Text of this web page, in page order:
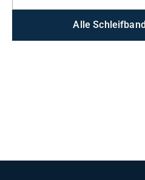
Alle